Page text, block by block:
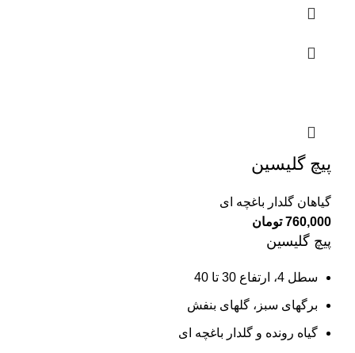
پیچ گلیسین
گیاهان گلدار باغچه ای
760,000 تومان
پیچ گلیسین
سطل 4، ارتفاع 30 تا 40
برگهای سبز، گلهای بنفش
گیاه رونده و گلدار باغچه ای